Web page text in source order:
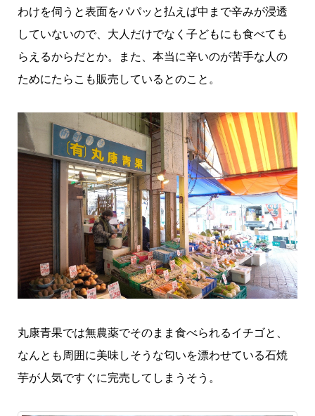
わけを伺うと表面をパパッと払えば中まで辛みが浸透
していないので、大人だけでなく子どもにも食べても
らえるからだとか。また、本当に辛いのが苦手な人の
ためにたらこも販売しているとのこと。
丸康青果では無農薬でそのまま食べられるイチゴと、
なんとも周囲に美味しそうな匂いを漂わせている石焼
芋が人気ですぐに完売してしまうそう。